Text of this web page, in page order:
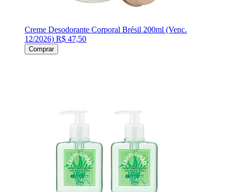
Creme Desodorante Corporal Brésil 200ml (Venc.
12/2026) R$ 47,50
Comprar